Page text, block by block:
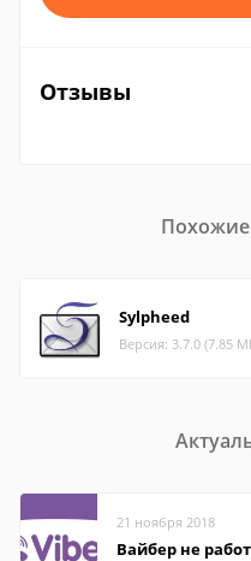
Отзывы
Sylpheed
Версия: 3.7.0 (7.85
21 ноября 2018
Вайбер не